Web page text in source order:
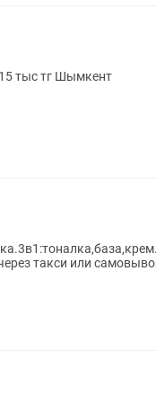
губную помаду Цена 15 тыс тг Шымкент
такси или